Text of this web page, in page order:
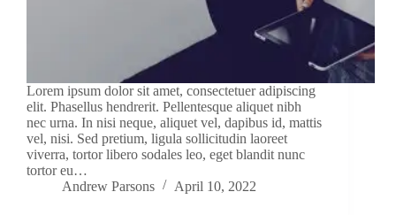
Lorem ipsum dolor sit amet, consectetuer adipiscing
elit. Phasellus hendrerit. Pellentesque aliquet nibh
nec urna. In nisi neque, aliquet vel, dapibus id, mattis
vel, nisi. Sed pretium, ligula sollicitudin laoreet
viverra, tortor libero sodales leo, eget blandit nunc
tortor eu…
Andrew Parsons
April 10, 2022